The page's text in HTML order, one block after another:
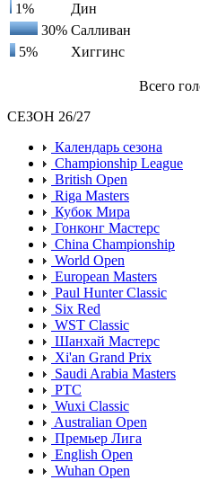
1%
Дин
30% Салливан
5%
Хиггинс
Всего
СЕЗОН 26/27
Календарь сезона
Championship League
British Open
Riga Masters
Кубок Мира
Гонконг Мастерс
China Championship
World Open
European Masters
Paul Hunter Classic
Six Red
WST Classic
Шанхай Мастерс
Xi'an Grand Prix
Saudi Arabia Masters
PTC
Wuxi Classic
Australian Open
Премьер Лига
English Open
Wuhan Open